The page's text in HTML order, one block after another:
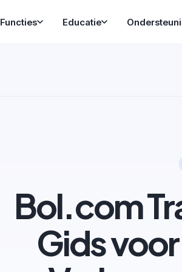
Functies Educatie
Bol.com
Gids